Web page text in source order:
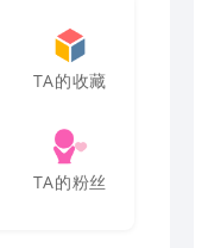
TA的收藏
TA的粉丝